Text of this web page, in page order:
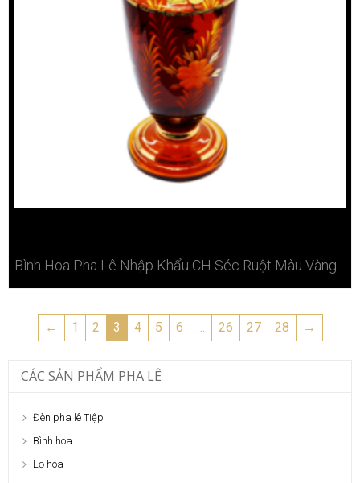
← 1 2 3 4 5 6 26 27 28 →
CÁC SẢN PHẨM PHA LÊ
Đèn pha lê Tiệp
Bình hoa
Lọ hoa